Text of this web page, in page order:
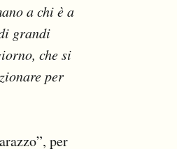
a chi è a
grandi
che si
per
per